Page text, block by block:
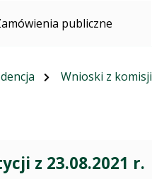
publiczne
Wnioski z komisji
z 23.08.2021 r.